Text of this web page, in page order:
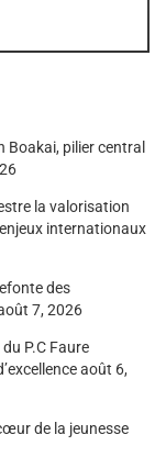
Boakai, pilier central
la valorisation
internationaux
des
7, 2026
P.C Faure
août 6,
de la jeunesse